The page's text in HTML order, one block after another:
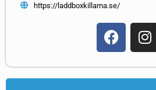
https://laddboxkillarna.se/